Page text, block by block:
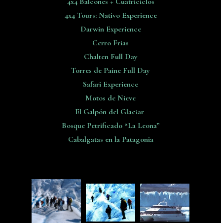
4x4 Tours: Nativo Experience
Darwin Experience
Cerro Frias
Chalten Full Day
Torres de Paine Full Day
Safari Experience
Motos de Nieve
El Galpón del Glaciar
Bosque Petrificado “La Leona”
Cabalgatas en la Patagonia